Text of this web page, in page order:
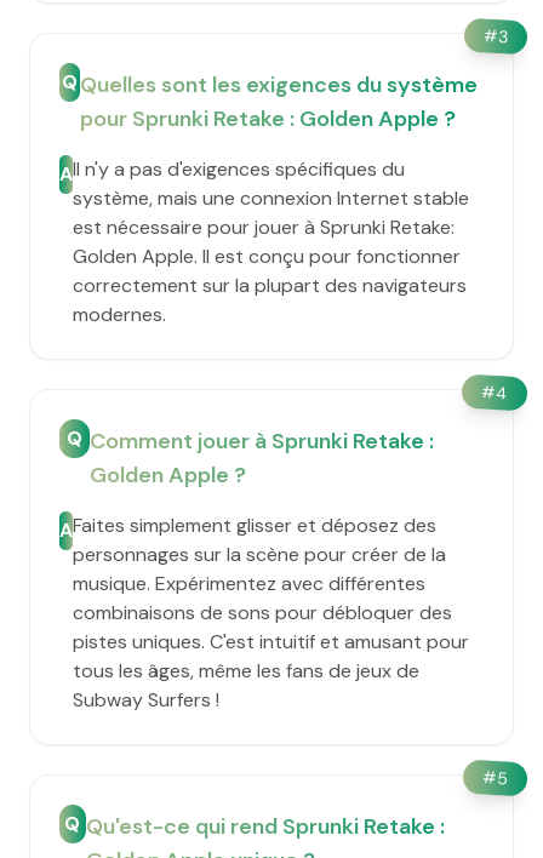
#3
QQuelles sont les exigences du système
pour Sprunki Retake : Golden Apple ?
AIl n'y a pas d'exigences spécifiques du
système, mais une connexion Internet stable
est nécessaire pour jouer à Sprunki Retake:
Golden Apple. Il est conçu pour fonctionner
correctement sur la plupart des navigateurs
modernes.
#4
Q Comment jouer à Sprunki Retake :
Golden Apple ?
AFaites simplement glisser et déposez des
personnages sur la scène pour créer de la
musique. Expérimentez avec différentes
combinaisons de sons pour débloquer des
pistes uniques. C'est intuitif et amusant pour
tous les âges, même les fans de jeux de
Subway Surfers !
#5
Q Qu'est-ce qui rend Sprunki Retake :